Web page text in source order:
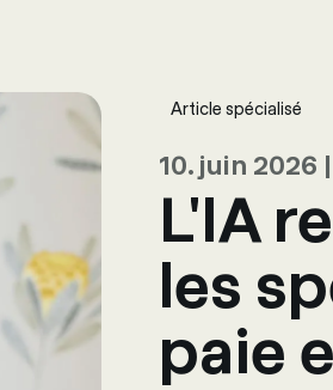
Article spécialisé
10. juin 2026
L'IA
les
paie